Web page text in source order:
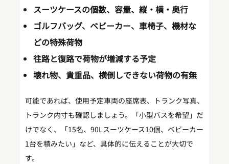
スーツケースの個数、容量、縦・横・奥行
ゴルフバッグ、ベビーカー、車椅子、機材な
どの特殊荷物
往路と復路で荷物が増減する予定
壊れ物、貴重品、横倒しできない荷物の有無
可能であれば、使用予定車両の座席表、トランク写真、
トランク内寸も確認しましょう。「小型バスを希望」だ
けでなく、「15名、90Lスーツケース10個、ベビーカー
1台を積みたい」など、具体的に伝えることが大切で
す。